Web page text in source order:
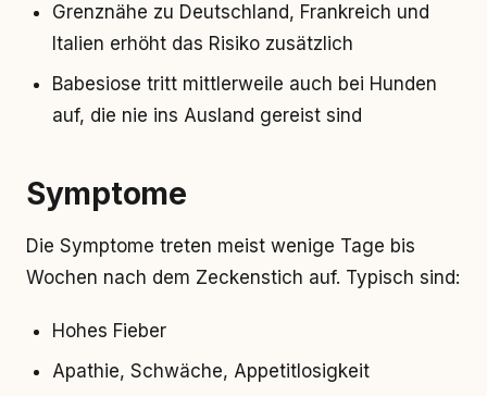
Grenznähe zu Deutschland, Frankreich und
Italien erhöht das Risiko zusätzlich
Babesiose tritt mittlerweile auch bei Hunden
auf, die nie ins Ausland gereist sind
Symptome
Die Symptome treten meist wenige Tage bis
Wochen nach dem Zeckenstich auf. Typisch sind:
Hohes Fieber
Apathie, Schwäche, Appetitlosigkeit